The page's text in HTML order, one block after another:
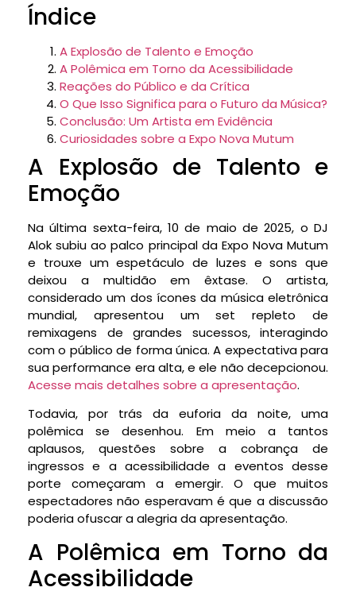
Índice
A Explosão de Talento e Emoção
A Polêmica em Torno da Acessibilidade
Reações do Público e da Crítica
O Que Isso Significa para o Futuro da Música?
Conclusão: Um Artista em Evidência
Curiosidades sobre a Expo Nova Mutum
A Explosão de Talento e
Emoção
Na última sexta-feira, 10 de maio de 2025, o DJ
Alok subiu ao palco principal da Expo Nova Mutum
e trouxe um espetáculo de luzes e sons que
deixou a multidão em êxtase. O artista,
considerado um dos ícones da música eletrônica
mundial, apresentou um set repleto de
remixagens de grandes sucessos, interagindo
com o público de forma única. A expectativa para
sua performance era alta, e ele não decepcionou.
Acesse mais detalhes sobre a apresentação.
Todavia, por trás da euforia da noite, uma
polêmica se desenhou. Em meio a tantos
aplausos, questões sobre a cobrança de
ingressos e a acessibilidade a eventos desse
porte começaram a emergir. O que muitos
espectadores não esperavam é que a discussão
poderia ofuscar a alegria da apresentação.
A Polêmica em Torno da
Acessibilidade